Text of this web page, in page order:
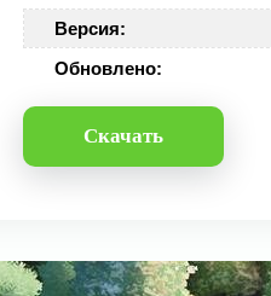
Версия:
Обновлено:
Скачать